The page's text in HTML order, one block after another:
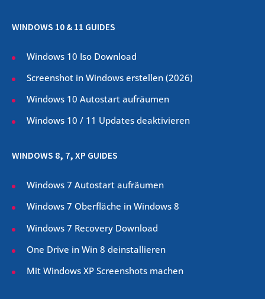
WINDOWS 10 & 11 GUIDES
Windows 10 Iso Download
Screenshot in Windows erstellen (2026)
Windows 10 Autostart aufräumen
Windows 10 / 11 Updates deaktivieren
WINDOWS 8, 7, XP GUIDES
Windows 7 Autostart aufräumen
Windows 7 Oberfläche in Windows 8
Windows 7 Recovery Download
One Drive in Win 8 deinstallieren
Mit Windows XP Screenshots machen